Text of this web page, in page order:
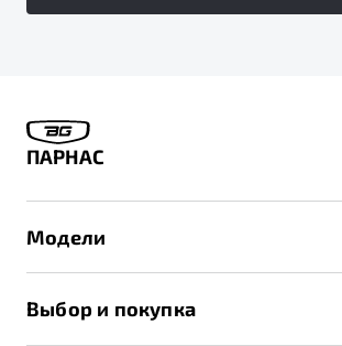
ПАРНАС
Модели
Выбор и покупка